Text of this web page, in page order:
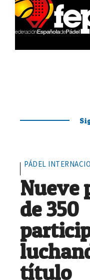
PÁDEL
Nueve
de 350
título